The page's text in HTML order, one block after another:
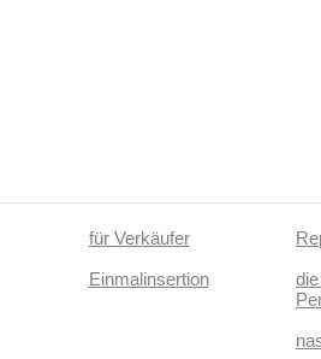
für Verkäufer
Einmalinsertion